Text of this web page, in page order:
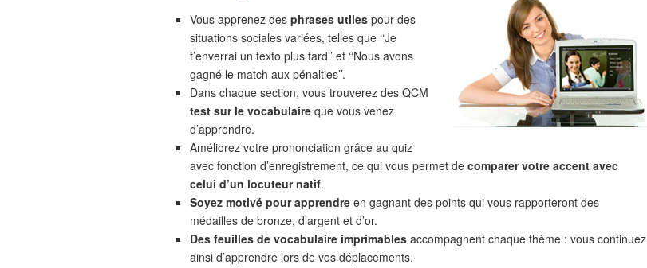
Vous apprenez des phrases utiles pour des
situations sociales variées, telles que ‘‘Je
t’enverrai un texto plus tard’’ et ‘‘Nous avons
gagné le match aux pénalties’’.
Dans chaque section, vous trouverez des QCM
test sur le vocabulaire que vous venez
d’apprendre.
Améliorez votre prononciation grâce au quiz
avec fonction d’enregistrement, ce qui vous permet de comparer votre accent avec
celui d’un locuteur natif.
Soyez motivé pour apprendre en gagnant des points qui vous rapporteront des
médailles de bronze, d’argent et d’or.
Des feuilles de vocabulaire imprimables accompagnent chaque thème : vous continuez
ainsi d’apprendre lors de vos déplacements.